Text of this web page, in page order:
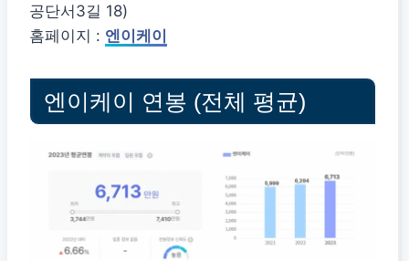
공단서3길 18)
홈페이지 : 엔이케이
엔이케이 연봉 (전체 평균)